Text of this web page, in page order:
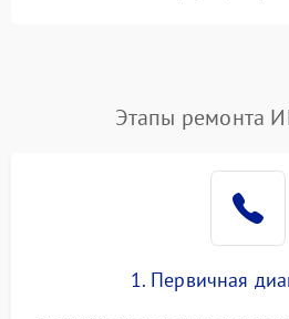
Этапы ремонта
1. Первичная